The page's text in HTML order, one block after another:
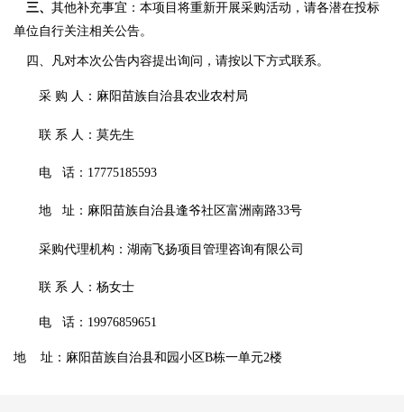
三、其他补充事宜：本项目将重新开展采购活动，请各潜在投标
单位自行关注相关公告。
四、凡对本次公告内容提出询问，请按以下方式联系。
采 购 人：麻阳苗族自治县农业农村局
联 系 人：莫先生
电 话：17775185593
地 址：麻阳苗族自治县逢爷社区富洲南路33号
采购代理机构：湖南飞扬项目管理咨询有限公司
联 系 人：杨女士
电 话：19976859651
地 址：麻阳苗族自治县和园小区B栋一单元2楼